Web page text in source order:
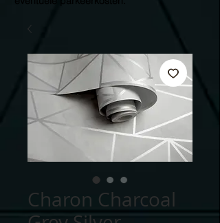
Charon Charcoal